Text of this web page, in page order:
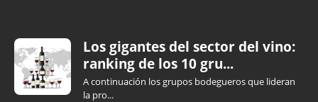
Los gigantes del sector del vino:
ranking de los 10 gru...
A continuación los grupos bodegueros que lideran
la pro...